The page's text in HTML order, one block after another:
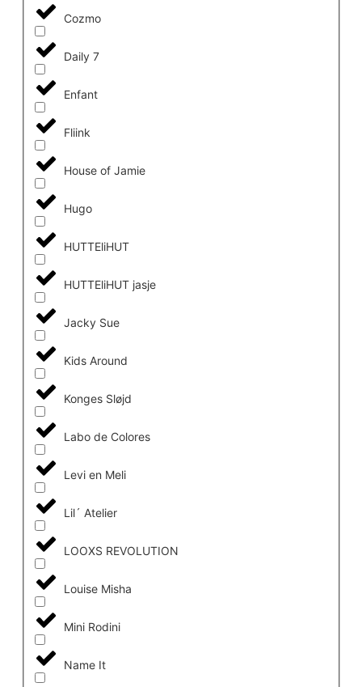
Cozmo
Daily 7
Enfant
Fliink
House of Jamie
Hugo
HUTTEliHUT
HUTTEliHUT jasje
Jacky Sue
Kids Around
Konges Sløjd
Labo de Colores
Levi en Meli
Lil´ Atelier
LOOXS REVOLUTION
Louise Misha
Mini Rodini
Name It